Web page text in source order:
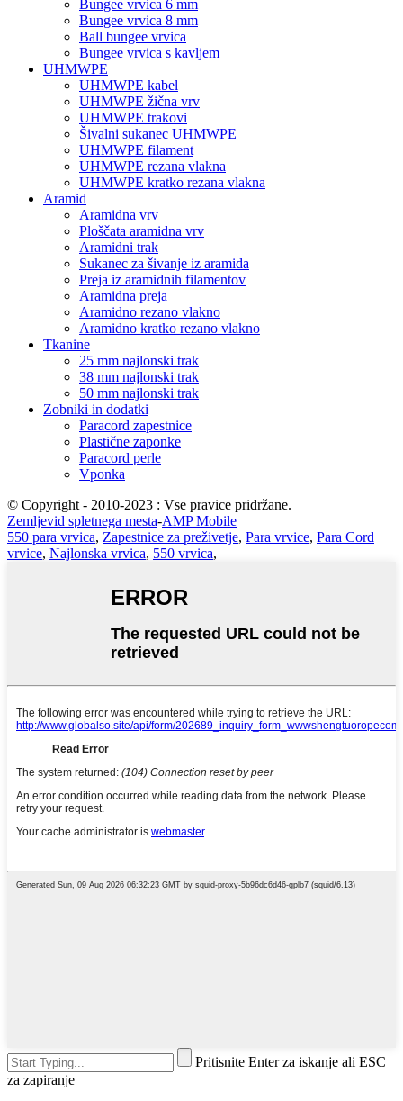
Bungee vrvica 6 mm
Bungee vrvica 8 mm
Ball bungee vrvica
Bungee vrvica s kavljem
UHMWPE
UHMWPE kabel
UHMWPE žična vrv
UHMWPE trakovi
Šivalni sukanec UHMWPE
UHMWPE filament
UHMWPE rezana vlakna
UHMWPE kratko rezana vlakna
Aramid
Aramidna vrv
Ploščata aramidna vrv
Aramidni trak
Sukanec za šivanje iz aramida
Preja iz aramidnih filamentov
Aramidna preja
Aramidno rezano vlakno
Aramidno kratko rezano vlakno
Tkanine
25 mm najlonski trak
38 mm najlonski trak
50 mm najlonski trak
Zobniki in dodatki
Paracord zapestnice
Plastične zaponke
Paracord perle
Vponka
© Copyright - 2010-2023 : Vse pravice pridržane.
Zemljevid spletnega mesta-AMP Mobile
550 para vrvica, Zapestnice za preživetje, Para vrvice, Para Cord
vrvice, Najlonska vrvica, 550 vrvica,
Pritisnite Enter za iskanje ali ESC
za zapiranje